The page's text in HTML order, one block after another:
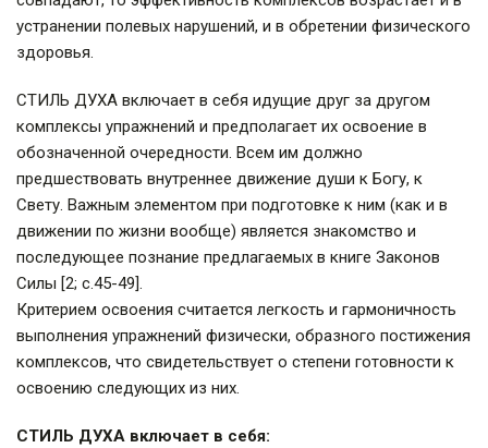
устранении полевых нарушений, и в обретении физического
здоровья.
СТИЛЬ ДУХА включает в себя идущие друг за другом
комплексы упражнений и предполагает их освоение в
обозначенной очередности. Всем им должно
предшествовать внутреннее движение души к Богу, к
Свету. Важным элементом при подготовке к ним (как и в
движении по жизни вообще) является знакомство и
последующее познание предлагаемых в книге Законов
Силы [2; с.45-49].
Критерием освоения считается легкость и гармоничность
выполнения упражнений физически, образного постижения
комплексов, что свидетельствует о степени готовности к
освоению следующих из них.
СТИЛЬ ДУХА включает в себя: